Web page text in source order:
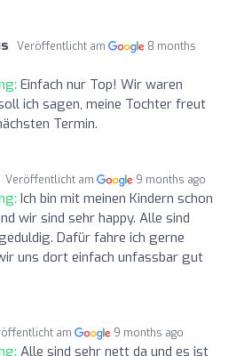
Veröffentlicht am
8 months
Einfach nur Top! Wir waren
ich sagen, meine Tochter freut
Termin.
Veröffentlicht am 9 months ago
Ich bin mit meinen Kindern schon
wir sind sehr happy. Alle sind
Dafür fahre ich gerne
uns dort einfach unfassbar gut
am 9 months ago
Alle sind sehr nett da und es ist